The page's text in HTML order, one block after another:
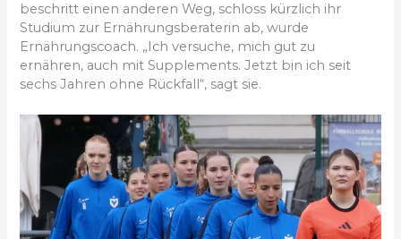
beschritt einen anderen Weg, schloss kürzlich ihr
Studium zur Ernährungsberaterin ab, wurde
Ernährungscoach. „Ich versuche, mich gut zu
ernähren, auch mit Supplements. Jetzt bin ich seit
sechs Jahren ohne Rückfall“, sagt sie.